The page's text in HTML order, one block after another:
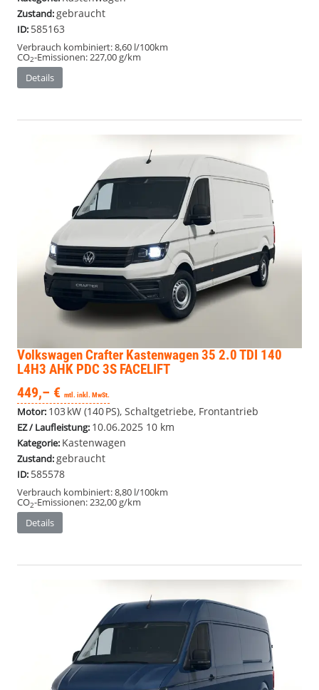
Zustand:gebraucht
ID: 585163
Verbrauch kombiniert:8,60 l/100km
CO2-Emissionen:227,00 g/km
Details
Volkswagen Crafter Kastenwagen35 2.0 TDI 140
L4H3 AHK PDC 3S FACELIFT
449,– € mtl. inkl. MwSt.
Motor: 103 kW (140 PS), Schaltgetriebe, Frontantrieb
EZ / Laufleistung: 10.06.2025 10 km
Kategorie: Kastenwagen
Zustand:gebraucht
ID: 585578
Verbrauch kombiniert:8,80 l/100km
CO2-Emissionen:232,00 g/km
Details